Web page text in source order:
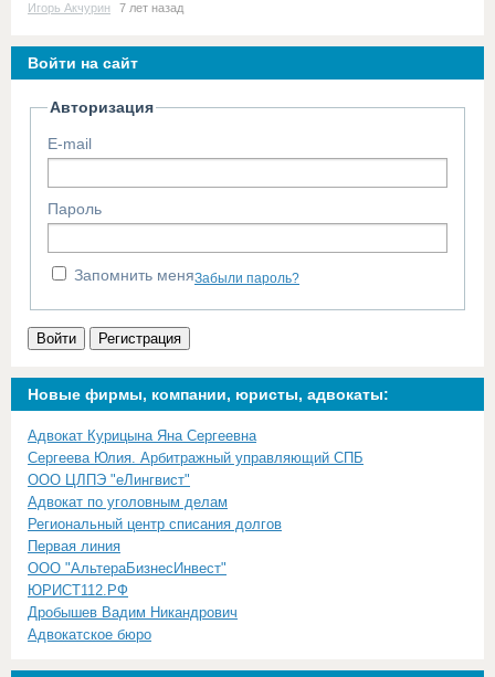
Игорь Акчурин 7 лет назад
Войти на сайт
Авторизация
E-mail
Пароль
Запомнить меняЗабыли пароль?
Войти Регистрация
Новые фирмы, компании, юристы, адвокаты:
Адвокат Курицына Яна Сергеевна
Сергеева Юлия. Арбитражный управляющий СПБ
ООО ЦЛПЭ "еЛингвист"
Адвокат по уголовным делам
Региональный центр списания долгов
Первая линия
ООО "АльтераБизнесИнвест"
ЮРИСТ112.РФ
Дробышев Вадим Никандрович
Адвокатское бюро